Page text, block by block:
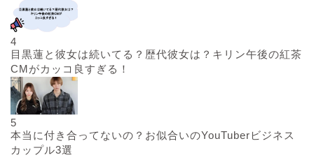
4
目黒蓮と彼女は続いてる？歴代彼女は？キリン午後の紅茶
CMがカッコ良すぎる！
5
本当に付き合ってないの？お似合いのYouTuberビジネス
カップル3選